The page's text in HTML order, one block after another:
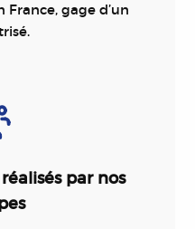
France, gage d’un
par nos